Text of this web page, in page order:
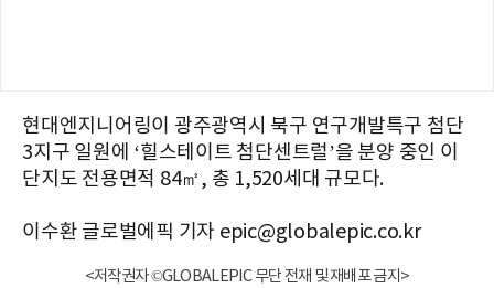
현대엔지니어링이 광주광역시 북구 연구개발특구 첨단
3지구 일원에 ‘힐스테이트 첨단센트럴’을 분양 중인 이
단지도 전용면적 84㎡, 총 1,520세대 규모다.
이수환 글로벌에픽 기자 epic@globalepic.co.kr
<저작권자 ©GLOBALEPIC 무단 전재 및 재배포 금지>